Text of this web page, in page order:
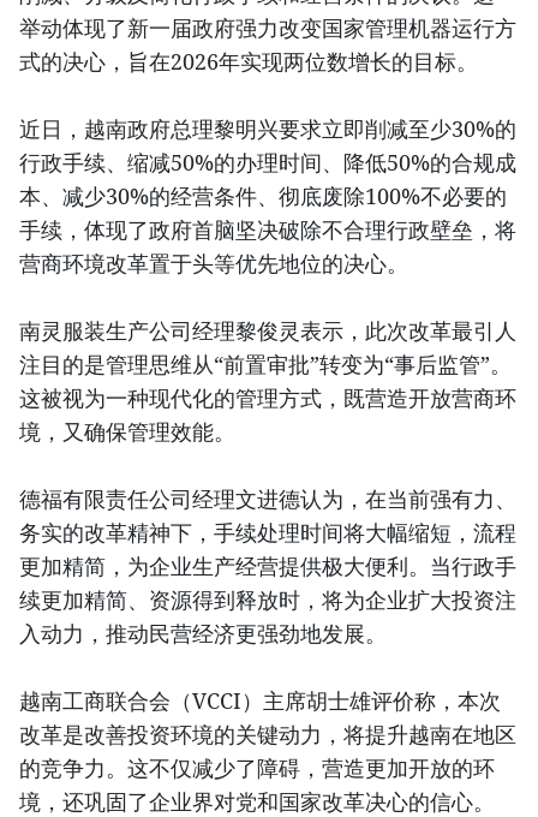
举动体现了新一届政府强力改变国家管理机器运行方
式的决心，旨在2026年实现两位数增长的目标。
近日，越南政府总理黎明兴要求立即削减至少30%的
行政手续、缩减50%的办理时间、降低50%的合规成
本、减少30%的经营条件、彻底废除100%不必要的
手续，体现了政府首脑坚决破除不合理行政壁垒，将
营商环境改革置于头等优先地位的决心。
南灵服装生产公司经理黎俊灵表示，此次改革最引人
注目的是管理思维从“前置审批”转变为“事后监管”。
这被视为一种现代化的管理方式，既营造开放营商环
境，又确保管理效能。
德福有限责任公司经理文进德认为，在当前强有力、
务实的改革精神下，手续处理时间将大幅缩短，流程
更加精简，为企业生产经营提供极大便利。当行政手
续更加精简、资源得到释放时，将为企业扩大投资注
入动力，推动民营经济更强劲地发展。
越南工商联合会（VCCI）主席胡士雄评价称，本次
改革是改善投资环境的关键动力，将提升越南在地区
的竞争力。这不仅减少了障碍，营造更加开放的环
境，还巩固了企业界对党和国家改革决心的信心。